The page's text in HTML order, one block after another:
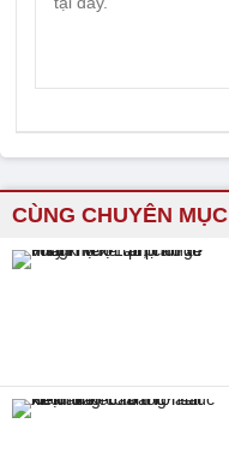
CÙNG CHUYÊN MỤC